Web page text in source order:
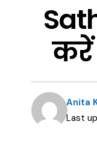
करें
Last
Anita